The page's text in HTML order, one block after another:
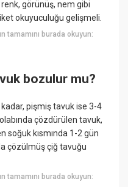
görünüş, nem gibi
okuyuculuğu gelişmeli.
tamamını burada okuyun:
bozulur mu?
pişmiş tavuk ise 3-4
çözdürülen tavuk,
soğuk kısmında 1-2 gün
çözülmüş çiğ tavuğu
tamamını burada okuyun: